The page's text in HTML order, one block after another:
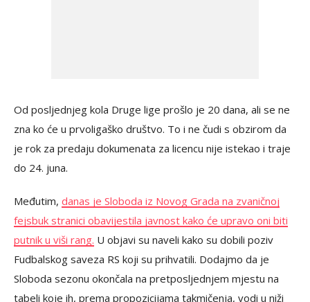
Od posljednjeg kola Druge lige prošlo je 20 dana, ali se ne
zna ko će u prvoligaško društvo. To i ne čudi s obzirom da
je rok za predaju dokumenata za licencu nije istekao i traje
do 24. juna.
Međutim, danas je Sloboda iz Novog Grada na zvaničnoj
fejsbuk stranici obavijestila javnost kako će upravo oni biti
putnik u viši rang. U objavi su naveli kako su dobili poziv
Fudbalskog saveza RS koji su prihvatili. Dodajmo da je
Sloboda sezonu okončala na pretposljednjem mjestu na
tabeli koje ih, prema propozicijama takmičenja, vodi u niži